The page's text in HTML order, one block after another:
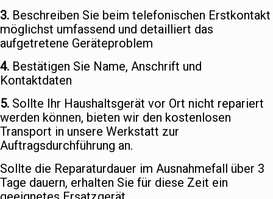
3. Beschreiben Sie beim telefonischen Erstkontakt
möglichst umfassend und detailliert das
aufgetretene Geräteproblem
4. Bestätigen Sie Name, Anschrift und
Kontaktdaten
5. Sollte Ihr Haushaltsgerät vor Ort nicht repariert
werden können, bieten wir den kostenlosen
Transport in unsere Werkstatt zur
Auftragsdurchführung an.
Sollte die Reparaturdauer im Ausnahmefall über 3
Tage dauern, erhalten Sie für diese Zeit ein